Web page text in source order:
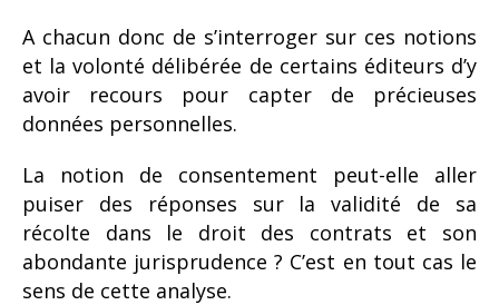
A chacun donc de s’interroger sur ces notions
et la volonté délibérée de certains éditeurs d’y
avoir recours pour capter de précieuses
données personnelles.
La notion de consentement peut-elle aller
puiser des réponses sur la validité de sa
récolte dans le droit des contrats et son
abondante jurisprudence ? C’est en tout cas le
sens de cette analyse.